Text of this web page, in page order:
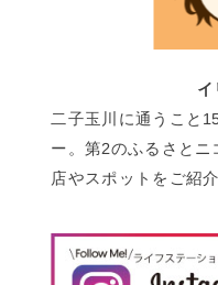
イ
二子玉川に通うこと
ー。第2のふるさと
店やスポットをご紹